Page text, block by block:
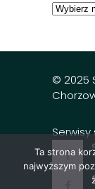
Dobry
© 2025
Serwisy
Ta strona
najwyższym